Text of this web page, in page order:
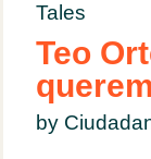
Tales
Teo
by